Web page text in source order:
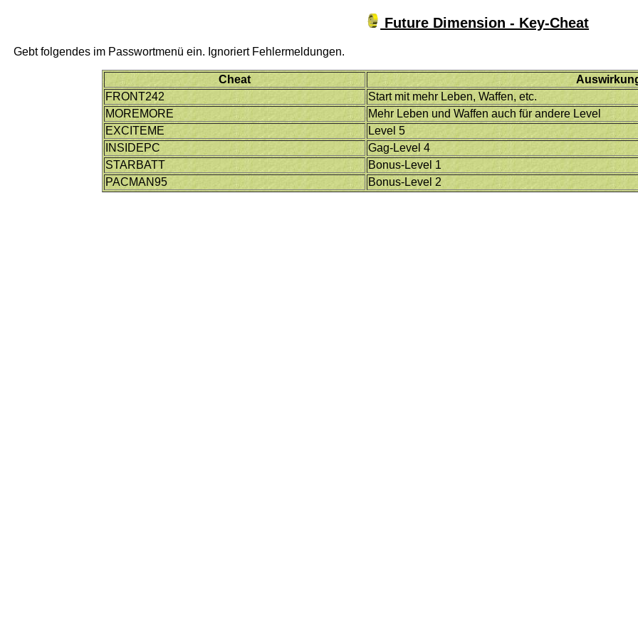
Future Dimension - Key-Cheat
Gebt folgendes im Passwortmenü ein. Ignoriert Fehlermeldungen.
Cheat
FRONT242
Start mit mehr Leben, Waffen, etc.
MOREMORE
Mehr Leben und Waffen auch für andere Level
EXCITEME
Level 5
INSIDEPC
Gag-Level 4
STARBATT
Bonus-Level 1
PACMAN95
Bonus-Level 2